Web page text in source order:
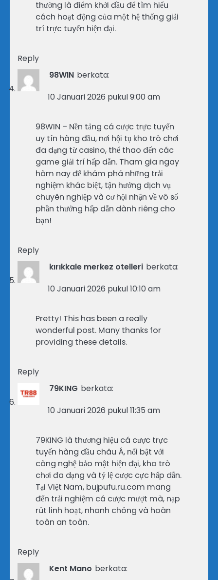
thường là điểm khởi đầu để tìm hiểu
cách hoạt động của một hệ thống giải
trí trực tuyến hiện đại.
Reply
98WIN berkata:
10 Januari 2026 pukul 9:00 am
98WIN – Nền tảng cá cược trực tuyến
uy tín hàng đầu, nơi hội tụ kho trò chơi
đa dạng từ casino, thể thao đến các
game giải trí hấp dẫn. Tham gia ngay
hôm nay để khám phá những trải
nghiệm khác biệt, tận hưởng dịch vụ
chuyên nghiệp và cơ hội nhận về vô số
phần thưởng hấp dẫn dành riêng cho
bạn!
Reply
kırıkkale merkez otelleri berkata:
10 Januari 2026 pukul 10:10 am
Pretty! This has been a really
wonderful post. Many thanks for
providing these details.
Reply
79KING berkata:
10 Januari 2026 pukul 11:35 am
79KING là thương hiệu cá cược trực
tuyến hàng đầu châu Á, nổi bật với
công nghệ bảo mật hiện đại, kho trò
chơi đa dạng và tỷ lệ cược cực hấp dẫn.
Tại Việt Nam, bujpufu.ru.com mang
đến trải nghiệm cá cược mượt mà, nạp
rút linh hoạt, nhanh chóng và hoàn
toàn an toàn.
Reply
Kent Mano berkata: